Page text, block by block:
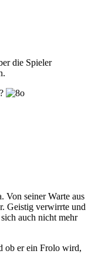
die Spieler
Von seiner Warte aus
Geistig verwirrte und
auch nicht mehr
ob er ein Frolo wird,